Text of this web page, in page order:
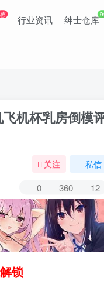
惠 行业资讯 绅士仓库
机杯乳房倒模
关注 私信
0 360 12
锁